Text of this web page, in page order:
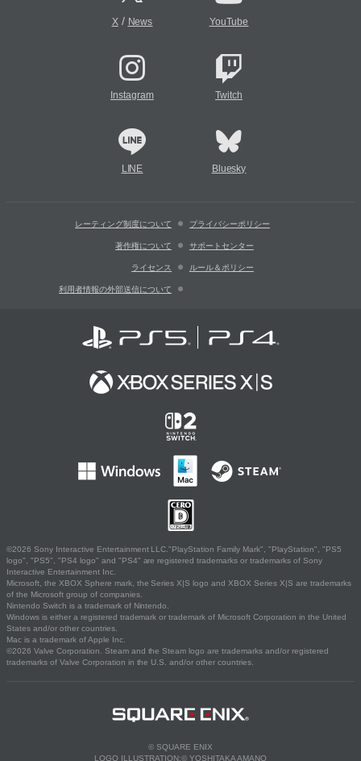
X/ News YouTube
Instagram Twitch
LINE Bluesky
レーティング制度について プライバシーポリシー
著作権について サポートセンター
ライセンス ルール＆ポリシー
利用者情報の外部送信について
©2026 Sony Interactive Entertainment LLC."PlayStation Family Mark", "PlayStation", "PS5
logo", "PS5", "PS4 logo" and "PS4" are registered trademarks or trademarks of Sony
Interactive Entertainment Inc.
Microsoft, the XBOX Sphere mark, the Series X|S logo and XBOX Series X|S are trademarks
of the Microsoft group of companies.
Nintendo Switch is a trademark of Nintendo.
Windows is either a registered trademark or trademark of Microsoft Corporation in the United
States and/or other countries.
Mac is a trademark of Apple Inc.
©2026 Valve Corporation. Steam and the Steam logo are trademarks and/or registered
trademarks of Valve Corporation in the U.S. and/or other countries.
© SQUARE ENIX
LOGO ILLUSTRATION:© YOSHITAKA AMANO